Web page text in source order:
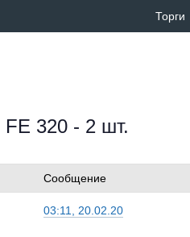
Торги
FE 320 - 2 шт.
Сообщение
03:11, 20.02.20